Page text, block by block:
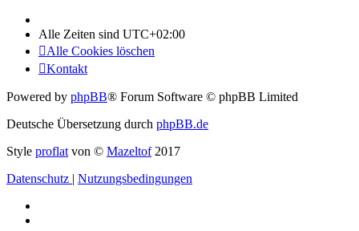
Alle Zeiten sind UTC+02:00
Alle Cookies löschen
Kontakt
Powered by phpBB® Forum Software © phpBB Limited
Deutsche Übersetzung durch phpBB.de
Style proflat von © Mazeltof2017
Datenschutz | Nutzungsbedingungen